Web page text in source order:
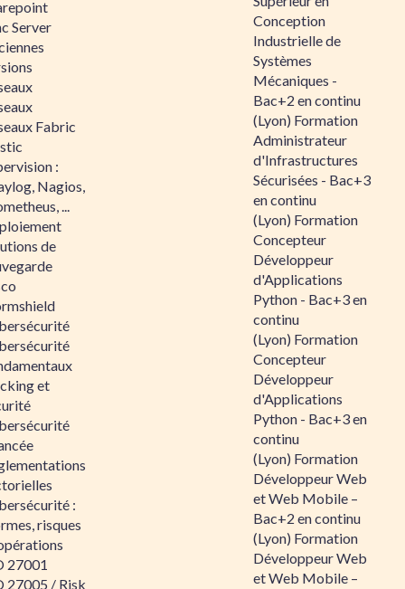
Server
Fabric
:
Nagios,
...
de
et
:
risques
27001
27005 / Risk
Conception
Industrielle de
Systèmes
Mécaniques -
Bac+2 en continu
(Lyon) Formation
Administrateur
d'Infrastructures
Sécurisées - Bac+3
en continu
(Lyon) Formation
Concepteur
Développeur
d'Applications
Python - Bac+3 en
continu
(Lyon) Formation
Concepteur
Développeur
d'Applications
Python - Bac+3 en
continu
(Lyon) Formation
Développeur Web
et Web Mobile –
Bac+2 en continu
(Lyon) Formation
Développeur Web
et Web Mobile –